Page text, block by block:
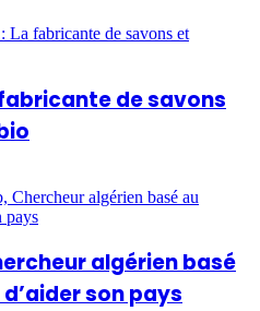
de savons
algérien basé
son pays